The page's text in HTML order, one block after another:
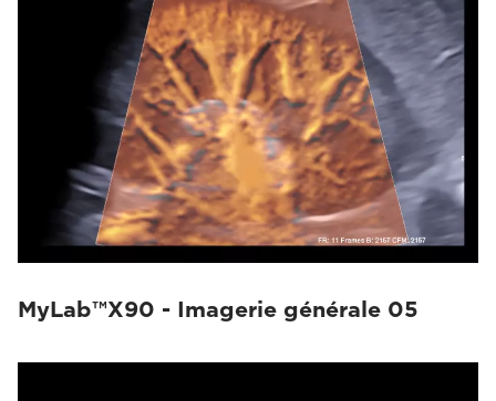
MyLab™X90 - Imagerie générale 05